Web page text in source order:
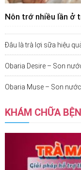
Nôn trớ nhiều lần ở
Đâu là trà lợi sữa hiệu
Obaria Desire – Son
Obaria Muse – Son
KHÁM CHỮA